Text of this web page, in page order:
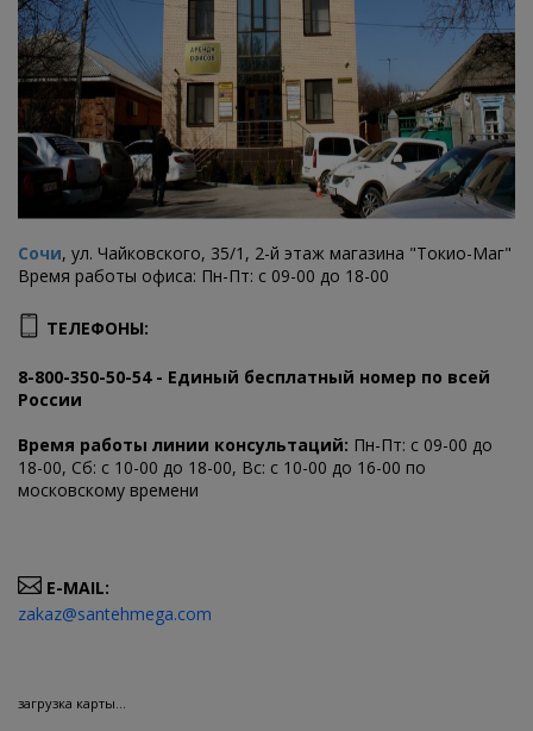
Сочи, ул. Чайковского, 35/1, 2-й этаж магазина "Токио-Маг"
Время работы офиса: Пн-Пт: с 09-00 до 18-00
ТЕЛЕФОНЫ:
8-800-350-50-54 - Единый бесплатный номер по всей
России
Время работы линии консультаций: Пн-Пт: с 09-00 до
18-00, Сб: с 10-00 до 18-00, Вс: с 10-00 до 16-00 по
московскому времени
E-MAIL:
zakaz@santehmega.com
загрузка карты...